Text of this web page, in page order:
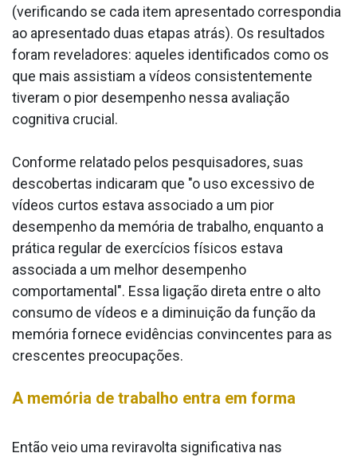
(verificando se cada item apresentado correspondia
ao apresentado duas etapas atrás). Os resultados
foram reveladores: aqueles identificados como os
que mais assistiam a vídeos consistentemente
tiveram o pior desempenho nessa avaliação
cognitiva crucial.
Conforme relatado pelos pesquisadores, suas
descobertas indicaram que "o uso excessivo de
vídeos curtos estava associado a um pior
desempenho da memória de trabalho, enquanto a
prática regular de exercícios físicos estava
associada a um melhor desempenho
comportamental". Essa ligação direta entre o alto
consumo de vídeos e a diminuição da função da
memória fornece evidências convincentes para as
crescentes preocupações.
A memória de trabalho entra em forma
Então veio uma reviravolta significativa nas